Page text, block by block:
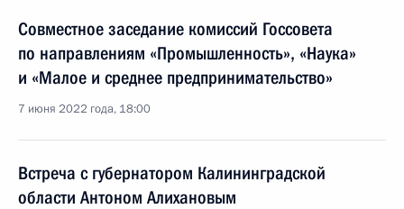
Cовместное заседание комиссий Госcовета
по направлениям «Промышленность», «Наука»
и «Малое и среднее предпринимательство»
7 июня 2022 года, 18:00
Встреча с губернатором Калининградской
области Антоном Алихановым